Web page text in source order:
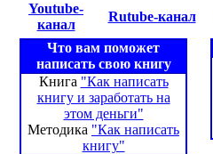
Youtube-
канал
Rutube-канал
Что вам поможет
написать свою книгу
Книга "Как написать
книгу и заработать на
этом деньги"
Методика "Как написать
книгу"